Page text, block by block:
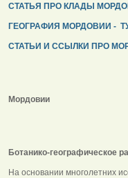
СТАТЬЯ ПРО КЛАДЫ
ГЕОГРАФИЯ МОРДОВИИ -
СТАТЬИ И ССЫЛКИ ПРО
Мордовии
Ботанико-географическое
На основании многолетних